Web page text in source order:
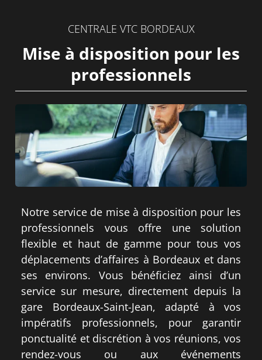
CENTRALE VTC BORDEAUX
Mise à disposition pour les
professionnels
Notre service de mise à disposition pour les
professionnels vous offre une solution
flexible et haut de gamme pour tous vos
déplacements d’affaires à Bordeaux et dans
ses environs. Vous bénéficiez ainsi d’un
service sur mesure, directement depuis la
gare Bordeaux-Saint-Jean, adapté à vos
impératifs professionnels, pour garantir
ponctualité et discrétion à vos réunions, vos
rendez-vous ou aux événements